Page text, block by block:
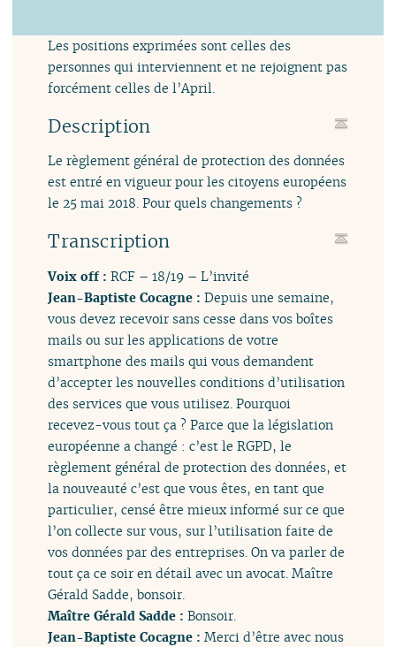
Les positions exprimées sont celles des
personnes qui interviennent et ne rejoignent pas
forcément celles de l’April.
Description
Le règlement général de protection des données
est entré en vigueur pour les citoyens européens
le 25 mai 2018. Pour quels changements ?
Transcription
Voix off :RCF – 18/19 – L’invité
Jean-Baptiste Cocagne :Depuis une semaine,
vous devez recevoir sans cesse dans vos boîtes
mails ou sur les applications de votre
smartphone des mails qui vous demandent
d’accepter les nouvelles conditions d’utilisation
des services que vous utilisez. Pourquoi
recevez-vous tout ça ? Parce que la législation
européenne a changé : c’est le RGPD, le
règlement général de protection des données, et
la nouveauté c’est que vous êtes, en tant que
particulier, censé être mieux informé sur ce que
l’on collecte sur vous, sur l’utilisation faite de
vos données par des entreprises. On va parler de
tout ça ce soir en détail avec un avocat. Maître
Gérald Sadde, bonsoir.
Maître Gérald Sadde :Bonsoir.
Jean-Baptiste Cocagne :Merci d’être avec nous